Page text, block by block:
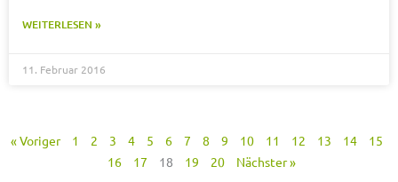
WEITERLESEN »
11. Februar 2016
« Voriger 1 2 3 4 5 6 7 8 9 10 11 12 13 14
15
16
17 18 19 20 Nächster »